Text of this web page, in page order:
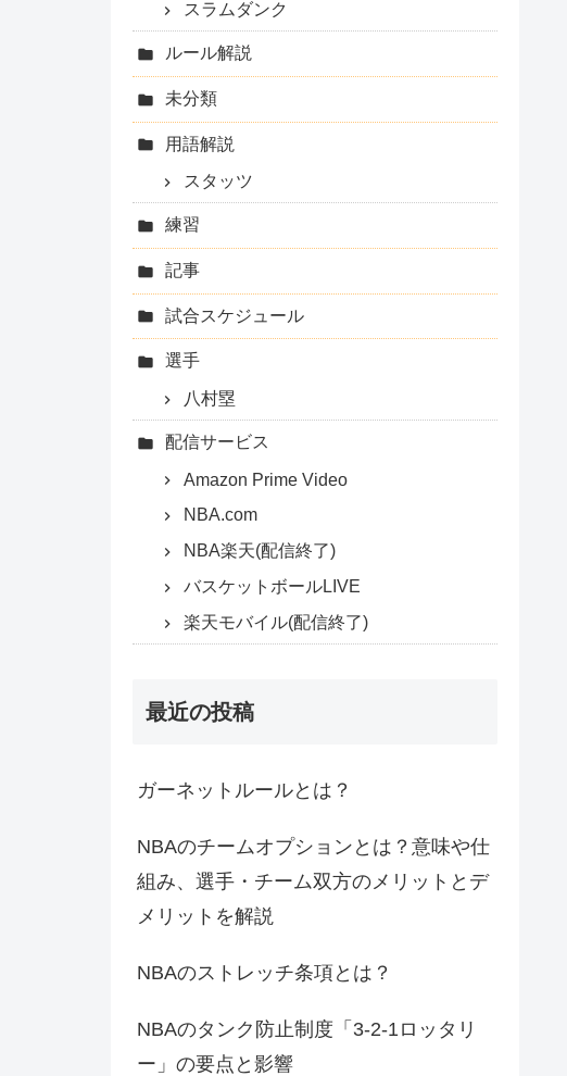
スラムダンク
ルール解説
未分類
用語解説
スタッツ
練習
記事
試合スケジュール
選手
八村塁
配信サービス
Amazon Prime Video
NBA.com
NBA楽天(配信終了)
バスケットボールLIVE
楽天モバイル(配信終了)
最近の投稿
ガーネットルールとは？
NBAのチームオプションとは？意味や仕
組み、選手・チーム双方のメリットとデ
メリットを解説
NBAのストレッチ条項とは？
NBAのタンク防止制度「3-2-1ロッタリ
ー」の要点と影響